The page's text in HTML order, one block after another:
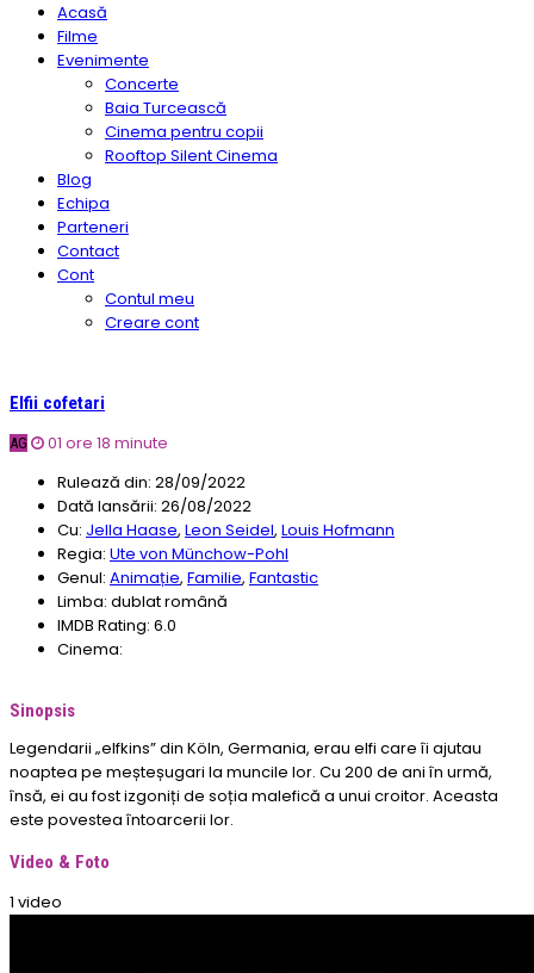
Acasă
Filme
Evenimente
Concerte
Baia Turcească
Cinema pentru copii
Rooftop Silent Cinema
Blog
Echipa
Parteneri
Contact
Cont
Contul meu
Creare cont
Elfii cofetari
AG
01 ore 18 minute
Rulează din: 28/09/2022
Dată lansării: 26/08/2022
Cu: Jella Haase, Leon Seidel, Louis Hofmann
Regia: Ute von Münchow-Pohl
Genul: Animație, Familie, Fantastic
Limba: dublat română
IMDB Rating: 6.0
Cinema:
Sinopsis
Legendarii „elfkins” din Köln, Germania, erau elfi care îi ajutau
noaptea pe meșteșugari la muncile lor. Cu 200 de ani în urmă,
însă, ei au fost izgoniți de soția malefică a unui croitor. Aceasta
este povestea întoarcerii lor.
Video & Foto
1 video